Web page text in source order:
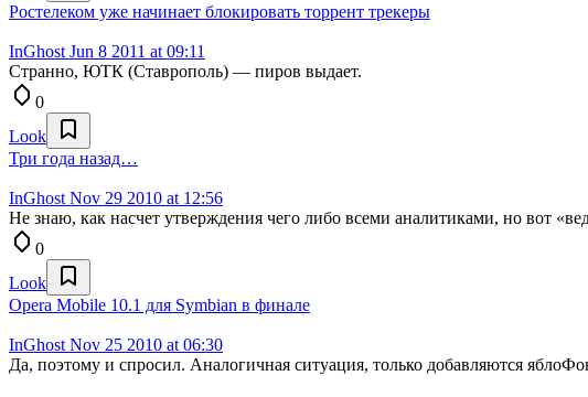
Ростелеком уже начинает блокировать торрент трекеры
InGhost Jun 8 2011 at 09:11
Странно, ЮТК (Ставрополь) — пиров выдает.
0
Look
Три года назад…
InGhost Nov 29 2010 at 12:56
Не знаю, как насчет утверждения чего либо всеми аналитиками, но вот
0
Look
Opera Mobile 10.1 для Symbian в финале
InGhost Nov 25 2010 at 06:30
Да, поэтому и спросил. Аналогичная ситуация, только добавляются